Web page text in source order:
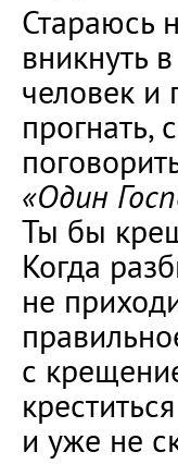
Стараюсь
вникнуть
человек и
прогнать,
«Один
Ты бы
Когда
не
с
и уже не